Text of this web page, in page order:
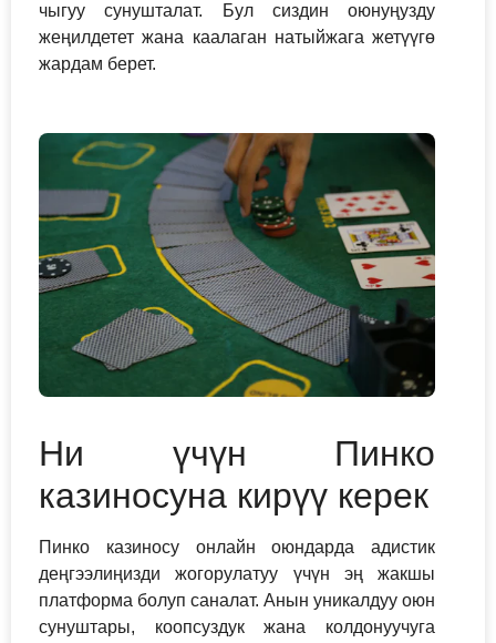
чыгуу сунушталат. Бул сиздин оюнуңузду
жеңилдетет жана каалаган натыйжага жетүүгө
жардам берет.
Ни үчүн Пинко
казиносуна кирүү керек
Пинко казиносу онлайн оюндарда адистик
деңгээлиңизди жогорулатуу үчүн эң жакшы
платформа болуп саналат. Анын уникалдуу оюн
сунуштары, коопсуздук жана колдонуучуга